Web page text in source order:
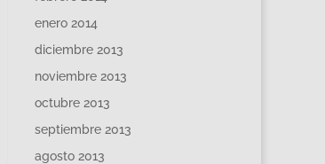
enero 2014
diciembre 2013
noviembre 2013
octubre 2013
septiembre 2013
agosto 2013